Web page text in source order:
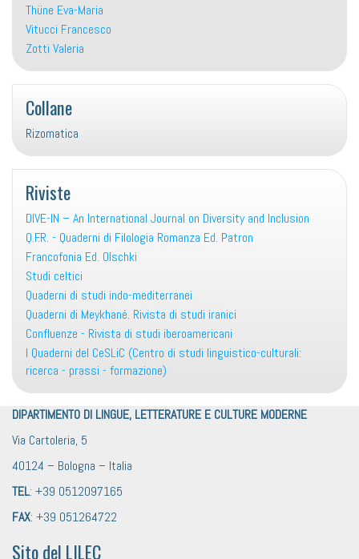
Thüne Eva-Maria
Vitucci Francesco
Zotti Valeria
Collane
Rizomatica
Riviste
DIVE-IN – An International Journal on Diversity and Inclusion
Q.F.R. - Quaderni di Filologia Romanza Ed. Patron
Francofonia Ed. Olschki
Studi celtici
Quaderni di studi indo-mediterranei
Quaderni di Meykhané. Rivista di studi iranici
Confluenze - Rivista di studi iberoamericani
I Quaderni del CeSLiC (Centro di studi linguistico-culturali:
ricerca - prassi - formazione)
DIPARTIMENTO DI LINGUE, LETTERATURE E CULTURE MODERNE
Via Cartoleria, 5
40124 – Bologna – Italia
TEL: +39 0512097165
FAX: +39 051264722
Sito del LILEC